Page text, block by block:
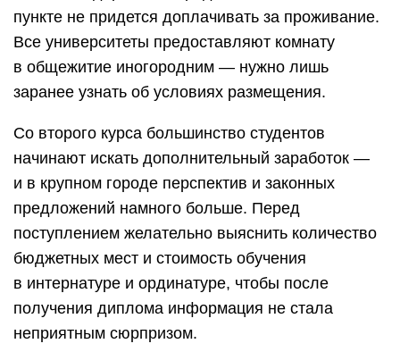
пункте не придется доплачивать за проживание.
Все университеты предоставляют комнату
в общежитие иногородним — нужно лишь
заранее узнать об условиях размещения.
Со второго курса большинство студентов
начинают искать дополнительный заработок —
и в крупном городе перспектив и законных
предложений намного больше. Перед
поступлением желательно выяснить количество
бюджетных мест и стоимость обучения
в интернатуре и ординатуре, чтобы после
получения диплома информация не стала
неприятным сюрпризом.